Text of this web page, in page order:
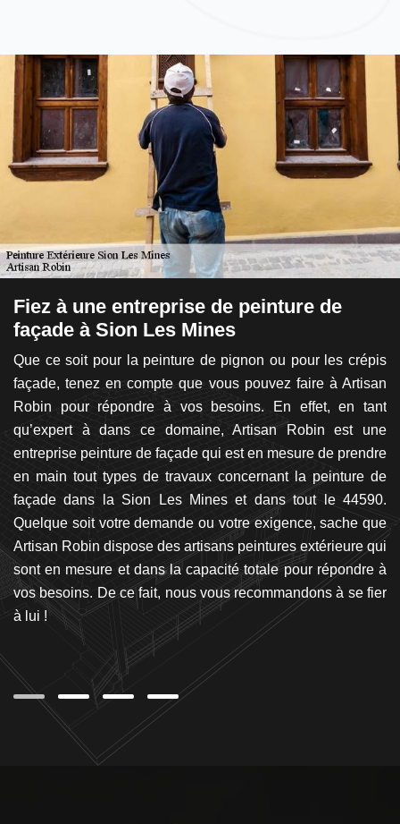
Fiez à une entreprise de peinture de
façade à Sion Les Mines
Que ce soit pour la peinture de pignon ou pour les crépis
façade, tenez en compte que vous pouvez faire à Artisan
Robin pour répondre à vos besoins. En effet, en tant
qu’expert à dans ce domaine, Artisan Robin est une
entreprise peinture de façade qui est en mesure de prendre
en main tout types de travaux concernant la peinture de
façade dans la Sion Les Mines et dans tout le 44590.
Quelque soit votre demande ou votre exigence, sache que
Artisan Robin dispose des artisans peintures extérieure qui
sont en mesure et dans la capacité totale pour répondre à
vos besoins. De ce fait, nous vous recommandons à se fier
à lui !